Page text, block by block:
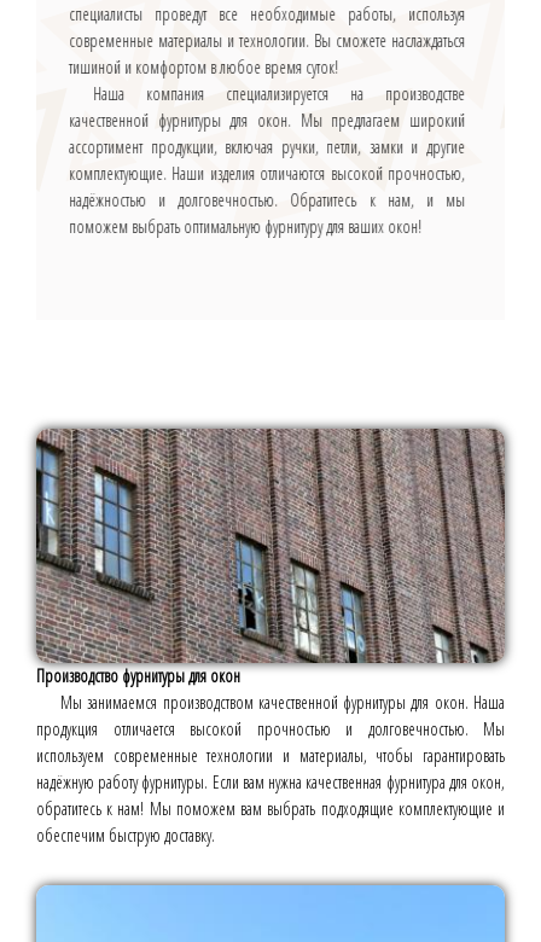
специалисты проведут все необходимые работы, используя
современные материалы и технологии. Вы сможете наслаждаться
тишиной и комфортом в любое время суток!
Наша компания специализируется на производстве
качественной фурнитуры для окон. Мы предлагаем широкий
ассортимент продукции, включая ручки, петли, замки и другие
комплектующие. Наши изделия отличаются высокой прочностью,
надёжностью и долговечностью. Обратитесь к нам, и мы
поможем выбрать оптимальную фурнитуру для ваших окон!
Производство фурнитуры для окон
Мы занимаемся производством качественной фурнитуры для окон. Наша
продукция отличается высокой прочностью и долговечностью. Мы
используем современные технологии и материалы, чтобы гарантировать
надёжную работу фурнитуры. Если вам нужна качественная фурнитура для окон,
обратитесь к нам! Мы поможем вам выбрать подходящие комплектующие и
обеспечим быструю доставку.